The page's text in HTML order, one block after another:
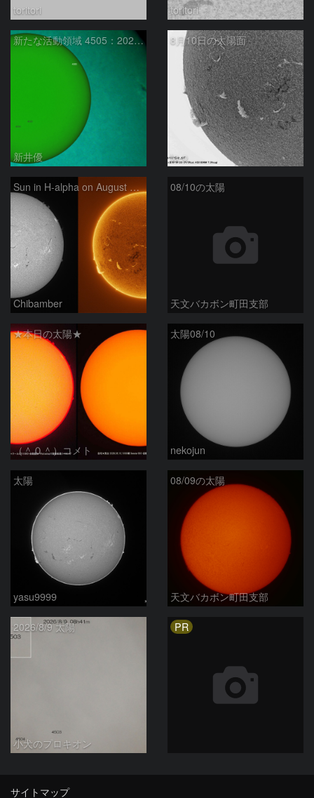
toritori toritori
新たな活動領域 4505：2026/08/10
新井優
8月10日の太陽面
ta-o
Sun in H-alpha on August 10, 2026
Chibamber
08/10の太陽
天文バカボン町田支部
★本日の太陽★
（＾０＾）コメト
太陽08/10
nekojun
太陽
yasu9999
08/09の太陽
天文バカボン町田支部
2026/8/9 太陽
小犬のプロキオン
PR
サイトマップ